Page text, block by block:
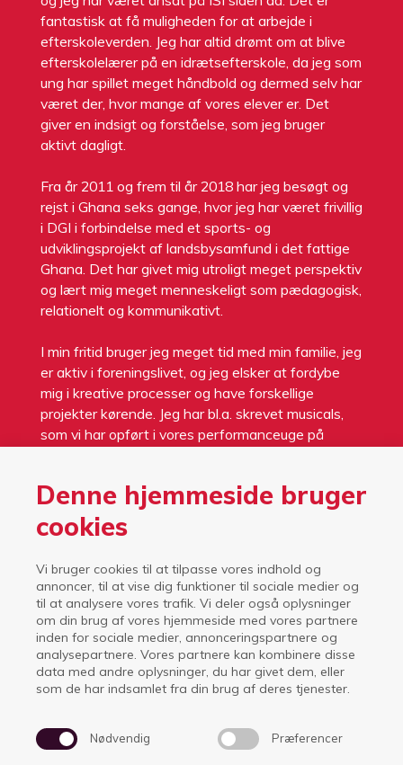
Denne hjemmeside bruger
cookies
Vi bruger cookies til at tilpasse vores indhold og
annoncer, til at vise dig funktioner til sociale medier og
til at analysere vores trafik. Vi deler også oplysninger
om din brug af vores hjemmeside med vores partnere
inden for sociale medier, annonceringspartnere og
analysepartnere. Vores partnere kan kombinere disse
data med andre oplysninger, du har givet dem, eller
som de har indsamlet fra din brug af deres tjenester.
Nødvendig Præferencer
fantastisk at få muligheden for at arbejde i
efterskoleverden. Jeg har altid drømt om at blive
efterskolelærer på en idrætsefterskole, da jeg som
ung har spillet meget håndbold og dermed selv har
været der, hvor mange af vores elever er. Det
giver en indsigt og forståelse, som jeg bruger
aktivt dagligt.
Fra år 2011 og frem til år 2018 har jeg besøgt og
rejst i Ghana seks gange, hvor jeg har været frivillig
i DGI i forbindelse med et sports- og
udviklingsprojekt af landsbysamfund i det fattige
Ghana. Det har givet mig utroligt meget perspektiv
og lært mig meget menneskeligt som pædagogisk,
relationelt og kommunikativt.
I min fritid bruger jeg meget tid med min familie, jeg
er aktiv i foreningslivet, og jeg elsker at fordybe
mig i kreative processer og have forskellige
projekter kørende. Jeg har bl.a. skrevet musicals,
som vi har opført i vores performanceuge på
Jeg elsker efterskolelivet og alt det, det
medbringer. De nære relationer, de stærke bånd,
mødet med de unge mennesker i forskellige
hinanden. Efterskolelivet er noget helt særligt!”
E: mkw@isi.dk